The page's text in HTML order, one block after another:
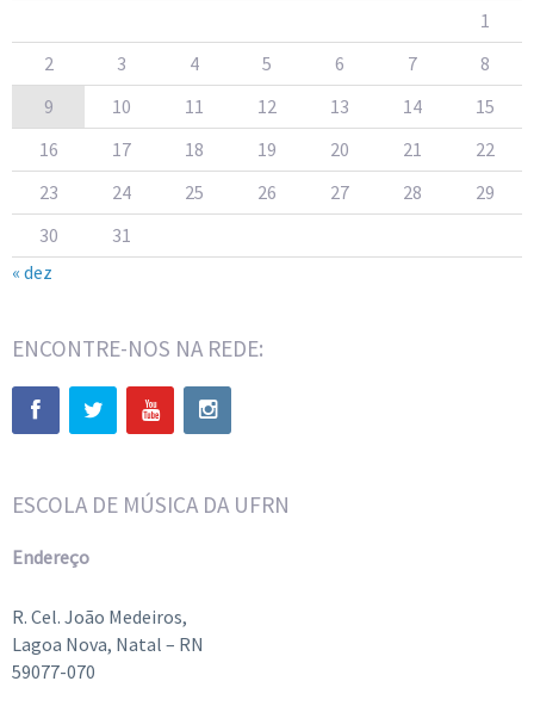
1
2
3 4 5 6 7
8
9
10 11 12 13 14
15
16
17 18 19 20 21
22
23
24 25 26 27 28
29
30
31
« dez
ENCONTRE-NOS NA REDE:
ESCOLA DE MÚSICA DA UFRN
Endereço
R. Cel. João Medeiros,
Lagoa Nova, Natal – RN
59077-070